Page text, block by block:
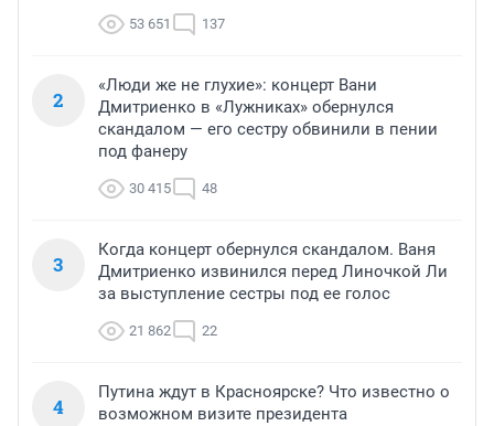
53 651 137
2
«Люди же не глухие»: концерт Вани
Дмитриенко в «Лужниках» обернулся
скандалом — его сестру обвинили в пении
под фанеру
30 415 48
3
Когда концерт обернулся скандалом. Ваня
Дмитриенко извинился перед Линочкой Ли
за выступление сестры под ее голос
21 862 22
4
Путина ждут в Красноярске? Что известно о
возможном визите президента